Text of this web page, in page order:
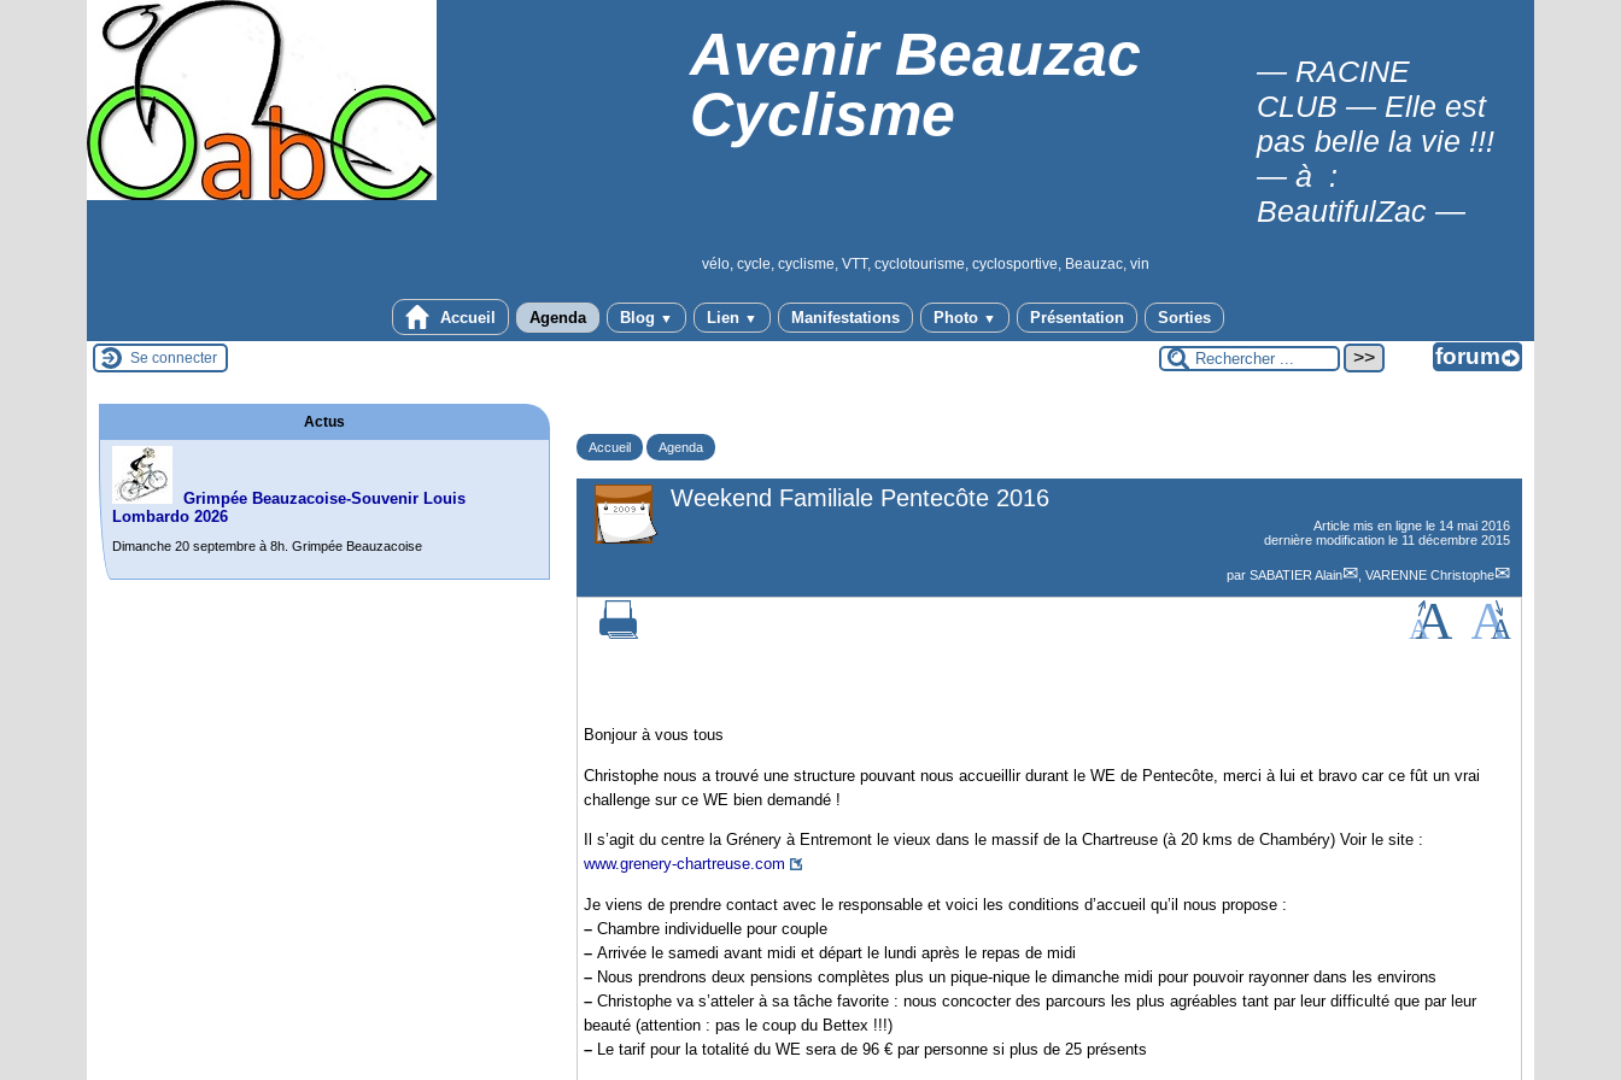
Avenir Beauzac
Cyclisme
— RACINE
CLUB — Elle est
pas belle la vie !!!
— à :
BeautifulZac —
vélo, cycle, cyclisme, VTT, cyclotourisme, cyclosportive, Beauzac, vin
Accueil Agenda Blog ▼ Lien ▼ Manifestations Photo ▼ Présentation Sorties
Se connecter
Accueil Agenda
Weekend Familiale Pentecôte 2016
Article mis en ligne le 14 mai 2016
dernière modification le 11 décembre 2015
par SABATIER Alain VARENNE Christophe
Bonjour à vous tous
Christophe nous a trouvé une structure pouvant nous accueillir durant le WE de Pentecôte, merci à lui et bravo car ce fût un vrai
challenge sur ce WE bien demandé !
Il s’agit du centre la Grénery à Entremont le vieux dans le massif de la Chartreuse (à 20 kms de Chambéry) Voir le site :
www.grenery-chartreuse.com
Je viens de prendre contact avec le responsable et voici les conditions d’accueil qu’il nous propose :
– Chambre individuelle pour couple
– Arrivée le samedi avant midi et départ le lundi après le repas de midi
– Nous prendrons deux pensions complètes plus un pique-nique le dimanche midi pour pouvoir rayonner dans les environs
– Christophe va s’atteler à sa tâche favorite : nous concocter des parcours les plus agréables tant par leur difficulté que par leur
beauté (attention : pas le coup du Bettex !!!)
– Le tarif pour la totalité du WE sera de 96 € par personne si plus de 25 présents
Actus
Grimpée Beauzacoise-Souvenir Louis
Lombardo 2026
Dimanche 20 septembre à 8h. Grimpée Beauzacoise